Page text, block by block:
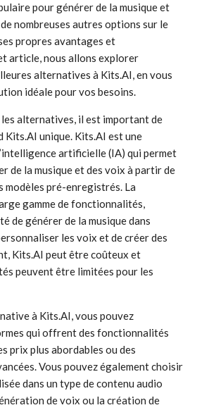
pour générer de la musique et
nombreuses autres options sur le
propres avantages et
article, nous allons explorer
alternatives à Kits.AI, en vous
idéale pour vos besoins.
alternatives, il est important de
Kits.AI unique. Kits.AI est une
artificielle (IA) qui permet
de la musique et des voix à partir de
modèles pré-enregistrés. La
gamme de fonctionnalités,
de générer de la musique dans
les voix et de créer des
Kits.AI peut être coûteux et
peuvent être limitées pour les
à Kits.AI, vous pouvez
qui offrent des fonctionnalités
prix plus abordables ou des
Vous pouvez également choisir
dans un type de contenu audio
de voix ou la création de